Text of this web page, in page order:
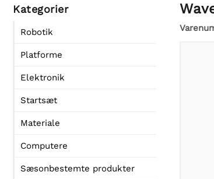
Kategorier
Robotik
Platforme
Elektronik
Startsæt
Materiale
Computere
Sæsonbestemte produkter